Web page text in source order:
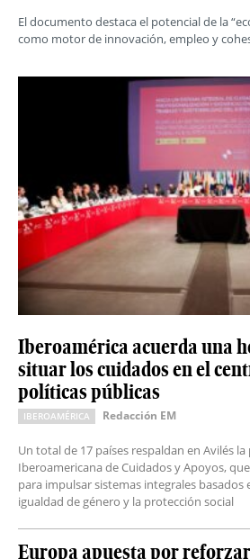
El documento destaca el potencial de la
como motor de innovación, empleo y
Iberoamérica acuerda una
situar los cuidados en el
políticas públicas
IBEROAMÉRICA Redacción EM
Un total de 17 países respaldan en Avilés
Iberoamericana de Cuidados y Apoyos,
para impulsar sistemas integrales basados
igualdad de género y la protección social
Europa apuesta por